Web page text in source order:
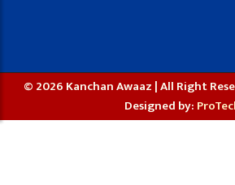
© 2026 Kanchan Awaaz | All Right
Designed by: